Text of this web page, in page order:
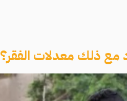
مع ذلك معدلات الفقر؟